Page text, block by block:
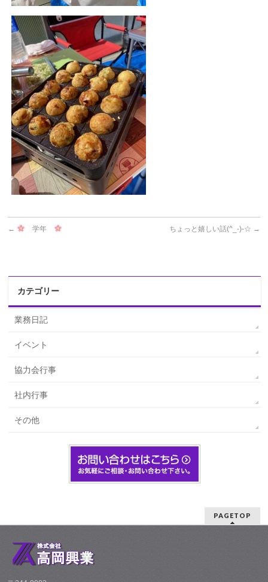
← 学年 ちょっと嬉しい話(^_-)-☆ →
カテゴリー
業務日記
イベント
協力会行事
社内行事
その他
PAGETOP